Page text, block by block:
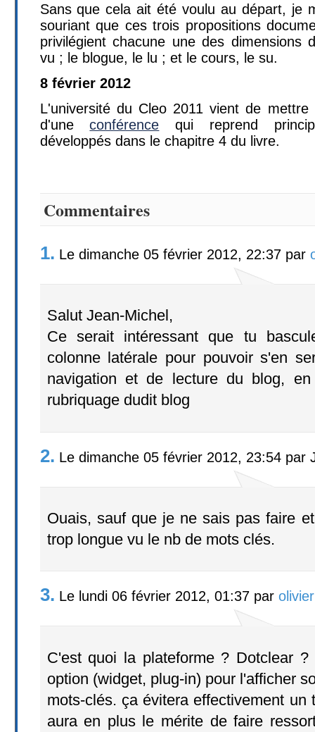
Sans que cela ait été voulu au départ, je
souriant que ces trois propositions
privilégient chacune une des dimensions
vu ; le blogue, le lu ; et le cours, le su.
8 février 2012
L'université du Cleo 2011 vient de mettre
d'uneconférence qui reprend
développés dans le chapitre 4 du livre.
Commentaires
1. Le dimanche 05 février 2012, 22:37 par
Salut Jean-Michel,
Ce serait intéressant que tu
colonne latérale pour pouvoir s'en
navigation et de lecture du blog,
rubriquage dudit blog
2. Le dimanche 05 février 2012, 23:54 par
Ouais, sauf que je ne sais pas faire
trop longue vu le nb de mots clés.
3. Le lundi 06 février 2012, 01:37 par
C'est quoi la plateforme ? Dotclear ?
option (widget, plug-in) pour l'afficher
mots-clés. ça évitera effectivement un
aura en plus le mérite de faire